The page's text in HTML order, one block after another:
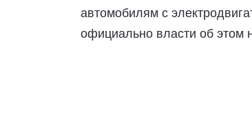
автомобилям с
официально власти об этом